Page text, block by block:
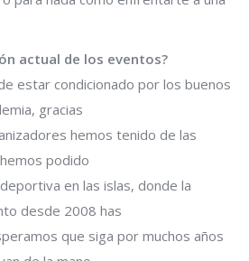
actual de los eventos?
estar condicionado por los buenos
gracias
hemos tenido de las
podido
en las islas, donde la
desde 2008 has
que siga por muchos años